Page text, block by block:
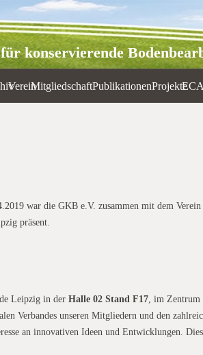
konservierende
VereinMitgliedschaftPublikationenProjekte
war die GKB e.V. zusammen mit dem
präsent.
Leipzig in der Halle 02 Stand F17, im Zentrum
Verbandes unseren Mitgliedern und den
an innovativen Ideen und Entwicklungen.